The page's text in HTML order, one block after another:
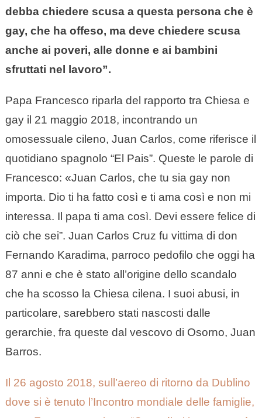
debba chiedere scusa a questa persona che è
gay, che ha offeso, ma deve chiedere scusa
anche ai poveri, alle donne e ai bambini
sfruttati nel lavoro”.
Papa Francesco riparla del rapporto tra Chiesa e
gay il 21 maggio 2018, incontrando un
omosessuale cileno, Juan Carlos, come riferisce il
quotidiano spagnolo “El Pais”. Queste le parole di
Francesco: «Juan Carlos, che tu sia gay non
importa. Dio ti ha fatto così e ti ama così e non mi
interessa. Il papa ti ama così. Devi essere felice di
ciò che sei”. Juan Carlos Cruz fu vittima di don
Fernando Karadima, parroco pedofilo che oggi ha
87 anni e che è stato all’origine dello scandalo
che ha scosso la Chiesa cilena. I suoi abusi, in
particolare, sarebbero stati nascosti dalle
gerarchie, fra queste dal vescovo di Osorno, Juan
Barros.
Il 26 agosto 2018, sull’aereo di ritorno da Dublino
dove si è tenuto l’Incontro mondiale delle famiglie,